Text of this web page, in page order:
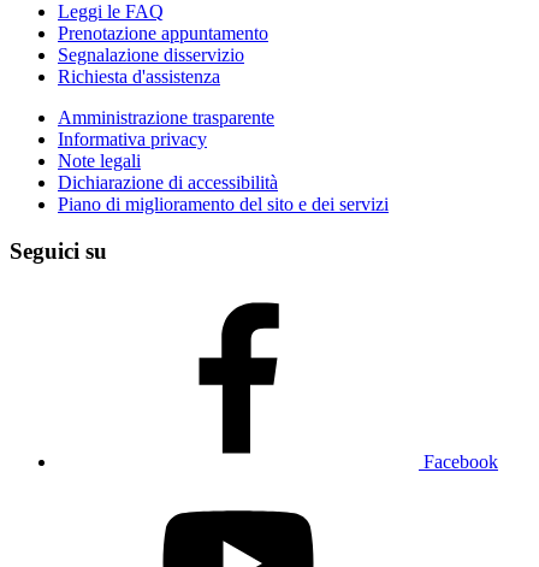
Leggi le FAQ
Prenotazione appuntamento
Segnalazione disservizio
Richiesta d'assistenza
Amministrazione trasparente
Informativa privacy
Note legali
Dichiarazione di accessibilità
Piano di miglioramento del sito e dei servizi
Seguici su
Facebook